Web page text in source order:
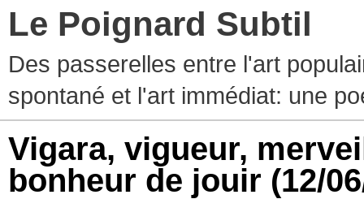
Le Poignard Subtil
Des passerelles entre l'art
spontané et l'art immédiat: une
Vigara, vigueur,
bonheur de jouir (12/